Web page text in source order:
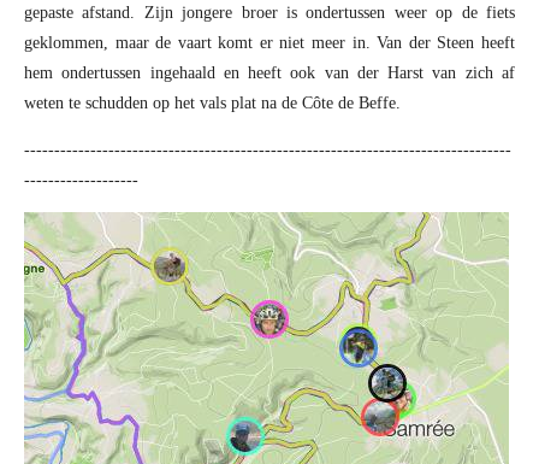
gepaste afstand. Zijn jongere broer is ondertussen weer op de fiets
geklommen, maar de vaart komt er niet meer in. Van der Steen heeft
hem ondertussen ingehaald en heeft ook van der Harst van zich af
weten te schudden op het vals plat na de Côte de Beffe.
---------------------------------------------------------------------------------
-------------------